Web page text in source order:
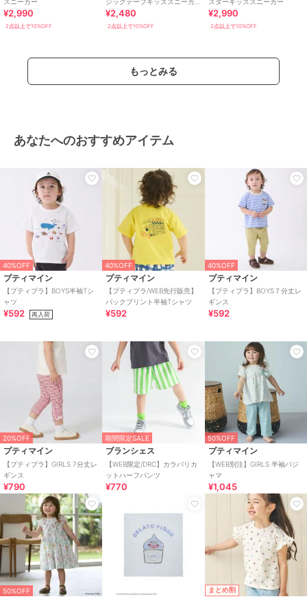
¥2,990
2点以上で10%OFF
ー
¥2,480
2点以上で10%OFF
¥2,990
2点以上で10%OFF
もっとみる
あなたへのおすすめアイテム
40%OFF
プティマイン
【プティプラ】BOYS半袖Tシ
ャツ
¥592 再入荷
40%OFF
プティマイン
【プティプラ/WEB先行販売】
バックプリント半袖Tシャツ
¥592
40%OFF
プティマイン
【プティプラ】BOYS７分丈レ
ギンス
¥592
20%OFF
プティマイン
【プティプラ】GIRLS 7分丈レ
ギンス
¥790
期間限定SALE
ブランシェス
【WEB限定/DRC】カラバリカ
ットハーフパンツ
¥770
50%OFF
プティマイン
【WEB別注】GIRLS 半袖パジ
ャマ
¥1,045
50%OFF まとめ割